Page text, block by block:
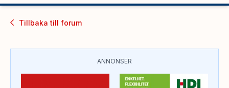
Tillbaka till forum
ANNONSER